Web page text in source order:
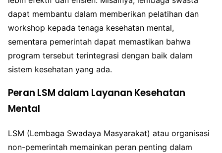
dapat membantu dalam memberikan pelatihan dan
workshop kepada tenaga kesehatan mental,
sementara pemerintah dapat memastikan bahwa
program tersebut terintegrasi dengan baik dalam
sistem kesehatan yang ada.
Peran LSM dalam Layanan Kesehatan
Mental
LSM (Lembaga Swadaya Masyarakat) atau organisasi
non-pemerintah memainkan peran penting dalam